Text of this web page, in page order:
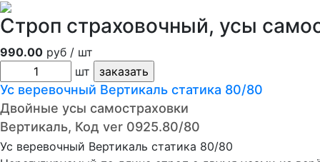
Строп страховочный, усы
990.00 руб / шт
шт
Ус веревочный Вертикаль статика 80/80
Двойные усы самостраховки
Вертикаль, Код ver 0925.80/80
Ус веревочный Вертикаль статика 80/80